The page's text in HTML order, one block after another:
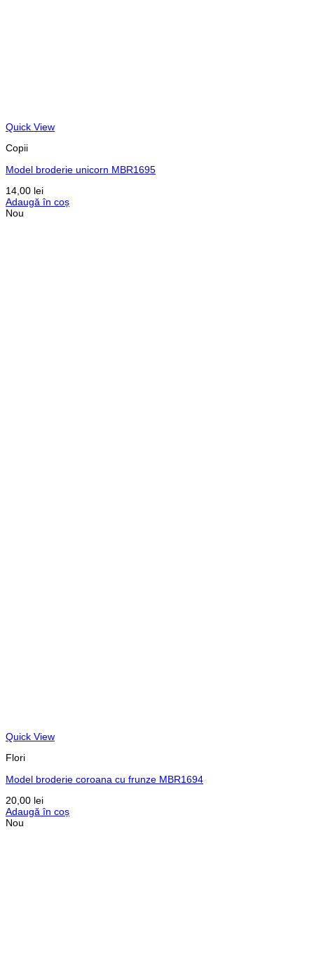
Quick View
Copii
Model broderie unicorn MBR1695
14,00 lei
Adaugă în coș
Nou
Quick View
Flori
Model broderie coroana cu frunze MBR1694
20,00 lei
Adaugă în coș
Nou